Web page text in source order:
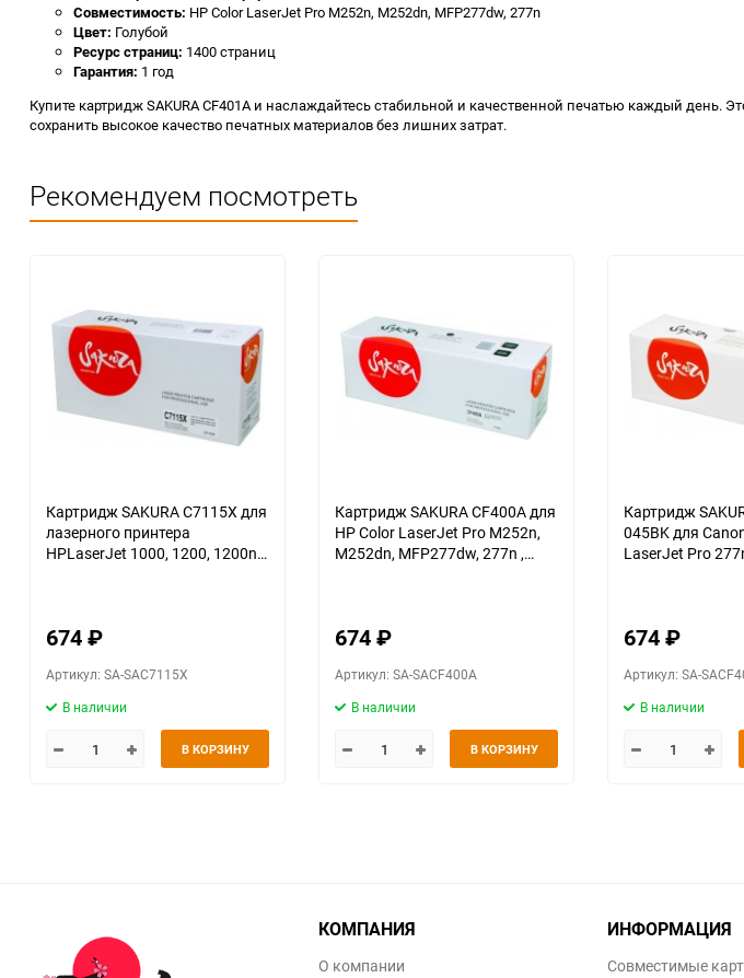
Совместимость: HP Color LaserJet Pro M252n, M252dn, MFP277dw, 277n
Цвет: Голубой
Ресурс страниц: 1400 страниц
Гарантия: 1 год
Купите картридж SAKURA CF401A и наслаждайтесь стабильной и качественной печатью каждый день.
сохранить высокое качество печатных материалов без лишних затрат.
Рекомендуем посмотреть
Картридж SAKURA С7115X для
лазерного принтера
HPLaserJet 1000, 1200, 1200n,
674₽
Артикул: SA-SAC7115X
В наличии
В КОРЗИНУ
Картридж SAKURA CF400A для
HP Color LaserJet Pro M252n,
M252dn, MFP277dw, 277n ,
674₽
Артикул: SA-SACF400A
В наличии
В КОРЗИНУ
Картридж
045BK для
LaserJet Pro
674₽
Артикул: SA-
В наличии
КОМПАНИЯ
О компании
ИНФОРМАЦИЯ
Совместимые